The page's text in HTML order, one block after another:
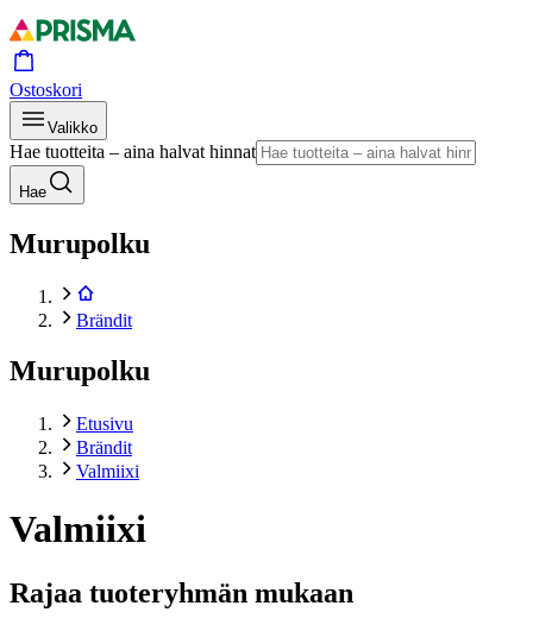
Ostoskori
Valikko
Hae tuotteita – aina halvat hinnat
Hae
Murupolku
Brändit
Murupolku
Etusivu
Brändit
Valmiixi
Valmiixi
Rajaa tuoteryhmän mukaan